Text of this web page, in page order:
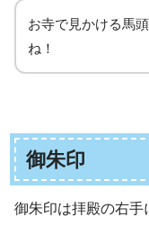
お寺で見かける馬
ね！
御朱印
御朱印は拝殿の右手